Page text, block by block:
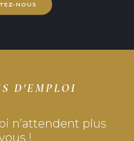
NOUS
D'EMPLOI
n’attendent plus
!